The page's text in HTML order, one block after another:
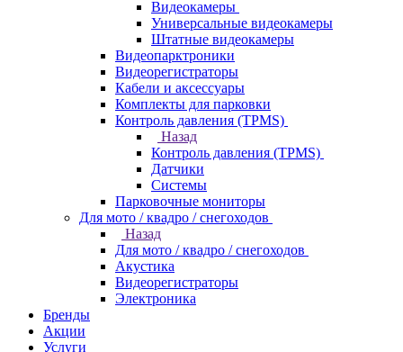
Видеокамеры
Универсальные видеокамеры
Штатные видеокамеры
Видеопарктроники
Видеорегистраторы
Кабели и аксессуары
Комплекты для парковки
Контроль давления (TPMS)
Назад
Контроль давления (TPMS)
Датчики
Системы
Парковочные мониторы
Для мото / квадро / снегоходов
Назад
Для мото / квадро / снегоходов
Акустика
Видеорегистраторы
Электроника
Бренды
Акции
Услуги